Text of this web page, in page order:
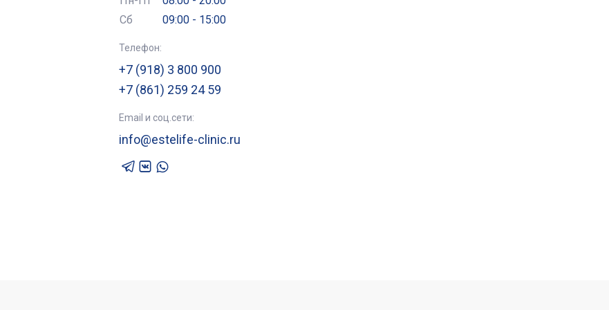
Сб
09:00 - 15:00
Телефон:
+7 (918) 3 800 900
+7 (861) 259 24 59
Email и соц.сети:
info@estelife-clinic.ru